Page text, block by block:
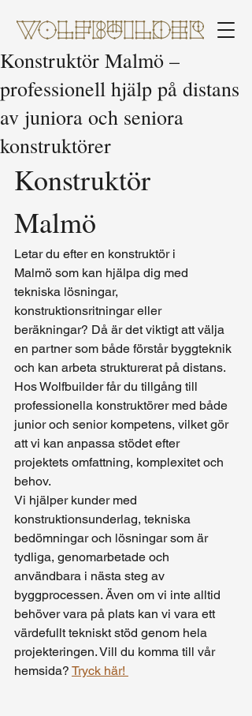
Konstruktör Malmö –
professionell hjälp på distans
av juniora och seniora
konstruktörer
Konstruktör
Malmö
Letar du efter en konstruktör i
Malmö som kan hjälpa dig med
tekniska lösningar,
konstruktionsritningar eller
beräkningar? Då är det viktigt att välja
en partner som både förstår byggteknik
och kan arbeta strukturerat på distans.
Hos Wolfbuilder får du tillgång till
professionella konstruktörer med både
junior och senior kompetens, vilket gör
att vi kan anpassa stödet efter
projektets omfattning, komplexitet och
behov.
Vi hjälper kunder med
konstruktionsunderlag, tekniska
bedömningar och lösningar som är
tydliga, genomarbetade och
användbara i nästa steg av
byggprocessen. Även om vi inte alltid
behöver vara på plats kan vi vara ett
värdefullt tekniskt stöd genom hela
projekteringen. Vill du komma till vår
hemsida? Tryck här!